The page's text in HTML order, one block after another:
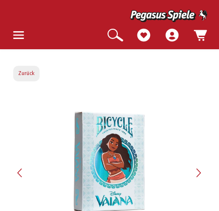
Zurück
Bildergalerie überspringen